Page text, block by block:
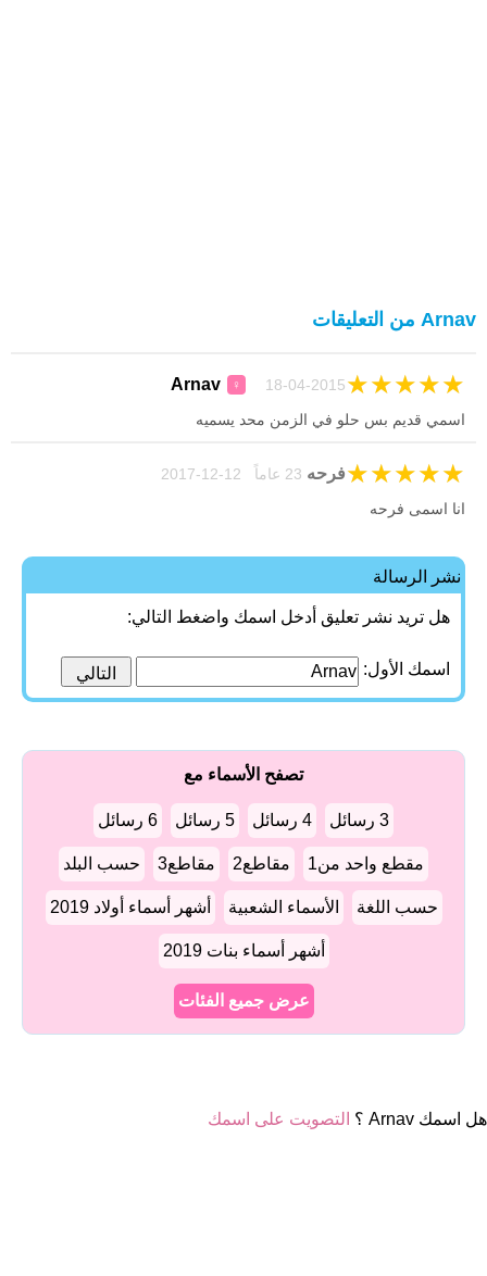
Arnav من التعليقات
Arnav ♀ 18-04-2015 ★
★
★
★
★
اسمي قديم بس حلو في الزمن محد يسميه
فرحه ★
★
★
★
★
انا اسمى فرحه
نشر الرسالة
هل تريد نشر تعليق أدخل اسمك واضغط التالي:
اسمك الأول:
تصفح الأسماء مع
3 رسائل 4 رسائل 5 رسائل 6 رسائل
مقطع واحد من1 مقاطع2 مقاطع3 حسب البلد
حسب اللغة الأسماء الشعبية أشهر أسماء أولاد 2019
أشهر أسماء بنات 2019
عرض جميع الفئات
هل اسمك Arnav ؟ التصويت على اسمك